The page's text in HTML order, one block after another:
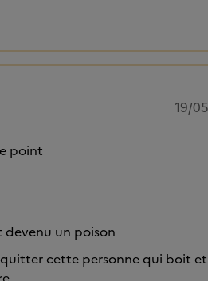
19/
point
devenu un poison
cette personne qui boit